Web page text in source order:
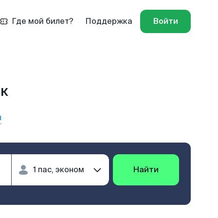
Где мой билет? Поддержка Войти
Найти